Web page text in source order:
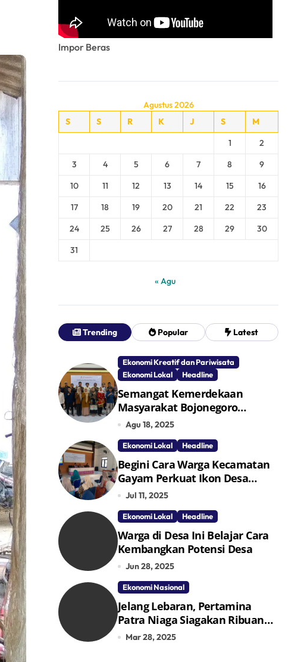
Impor Beras
Agustus 2026
S
S R K J S
M
1
2
3
4 5 6 7 8
9
10
11 12 13 14 15
16
17
18 19 20 21 22
23
24
25 26 27 28 29
30
31
« Agu
Trending Popular Latest
Ekonomi Kreatif dan Pariwisata
Ekonomi Lokal
Headline
Semangat Kemerdekaan
Masyarakat Bojonegoro
Bangun Desa Mandiri Ekonomi
Agu 18, 2025
Ekonomi Lokal Headline
Begini Cara Warga Kecamatan
Gayam Perkuat Ikon Desa
Penggerak Ekonomi Lokal
Jul 11, 2025
Ekonomi Lokal Headline
Warga di Desa Ini Belajar Cara
Kembangkan Potensi Desa
Jun 28, 2025
Ekonomi Nasional
Jelang Lebaran, Pertamina
Patra Niaga Siagakan Ribuan
Agen dan Pangkalan LPG 3 Kg
Mar 28, 2025